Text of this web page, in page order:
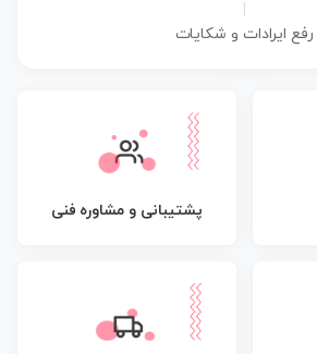
رفع ایرادات و شکایات
پشتیبانی و مشاوره فنی